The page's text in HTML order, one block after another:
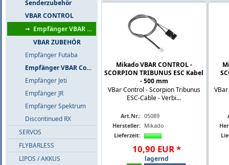
Senderzubehör
VBAR CONTROL
Empfänger VBAR Control
VBAR ZUBEHÖR
Empfänger Futaba
Empfänger VBAR Control
Empfänger Jeti
Empfänger JR
Empfänger Spektrum
Discontinued RX
SERVOS
FLYBARLESS
LIPOS / AKKUS
Mikado VBAR CONTROL -
SCORPION TRIBUNUS ESC Kabel
- 500 mm
VBar Control - Scorpion Tribunus
ESC-Cable - Verbi...
Art.Nr.: 05089
Hersteller: Mikado
Lieferzeit:
10,90 EUR*
lagernd